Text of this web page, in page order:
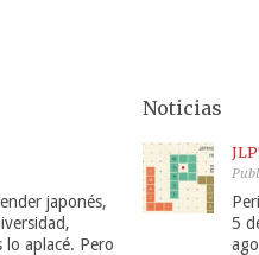
japonés,
lo aplacé. Pero
Noticias
5